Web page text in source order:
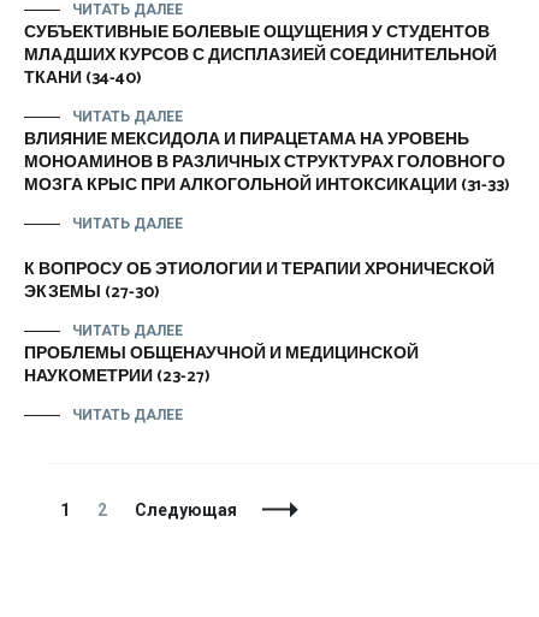
ЧИТАТЬ ДАЛЕЕ
СУБЪЕКТИВНЫЕ БОЛЕВЫЕ ОЩУЩЕНИЯ У СТУДЕНТОВ
МЛАДШИХ КУРСОВ С ДИСПЛАЗИЕЙ СОЕДИНИТЕЛЬНОЙ
ТКАНИ (34-40)
ЧИТАТЬ ДАЛЕЕ
ВЛИЯНИЕ МЕКСИДОЛА И ПИРАЦЕТАМА НА УРОВЕНЬ
МОНОАМИНОВ В РАЗЛИЧНЫХ СТРУКТУРАХ ГОЛОВНОГО
МОЗГА КРЫС ПРИ АЛКОГОЛЬНОЙ ИНТОКСИКАЦИИ (31-33)
ЧИТАТЬ ДАЛЕЕ
К ВОПРОСУ ОБ ЭТИОЛОГИИ И ТЕРАПИИ ХРОНИЧЕСКОЙ
ЭКЗЕМЫ (27-30)
ЧИТАТЬ ДАЛЕЕ
ПРОБЛЕМЫ ОБЩЕНАУЧНОЙ И МЕДИЦИНСКОЙ
НАУКОМЕТРИИ (23-27)
ЧИТАТЬ ДАЛЕЕ
Навигация
Страница
1 Страница
2 Следующая